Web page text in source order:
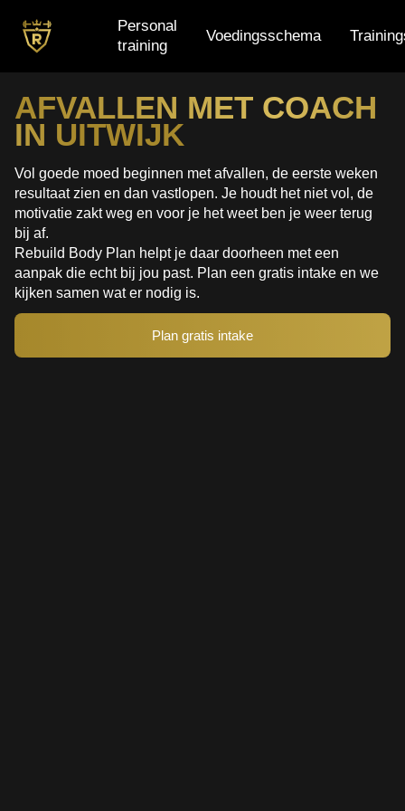
Personal
training
Voedingsschema
Personal training
Voedingsschema
Trainingsschema
Small group training
AFVALLEN MET COACH
IN UITWIJK
Vol goede moed beginnen met afvallen, de eerste weken
resultaat zien en dan vastlopen. Je houdt het niet vol, de
motivatie zakt weg en voor je het weet ben je weer terug
bij af.
Rebuild Body Plan helpt je daar doorheen met een
aanpak die echt bij jou past. Plan een gratis intake en we
kijken samen wat er nodig is.
Plan gratis intake